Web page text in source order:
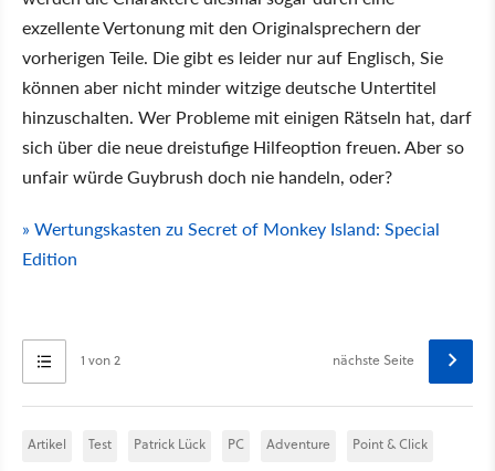
exzellente Vertonung mit den Originalsprechern der
vorherigen Teile. Die gibt es leider nur auf Englisch, Sie
können aber nicht minder witzige deutsche Untertitel
hinzuschalten. Wer Probleme mit einigen Rätseln hat, darf
sich über die neue dreistufige Hilfeoption freuen. Aber so
unfair würde Guybrush doch nie handeln, oder?
» Wertungskasten zu Secret of Monkey Island: Special
Edition
1 von 2 nächste Seite
Artikel Test Patrick Lück PC Adventure Point & Click